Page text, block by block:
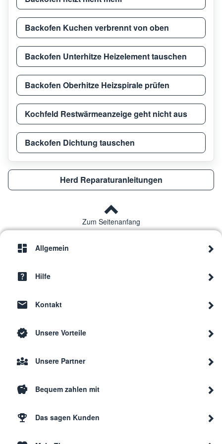
Privileg HL7PR4A/04
Privileg 85450
Privileg 00.866.387_61214
Privileg 946.870_61082
Privileg
Privileg
Privileg
Backofen Kuchen verbrennt von oben
Backofen Unterhitze Heizelement tauschen
Backofen Oberhitze Heizspirale prüfen
Kochfeld Restwärmeanzeige geht nicht aus
Backofen Dichtung tauschen
Herd Reparaturanleitungen
Zum Seitenanfang
Allgemein
Hilfe
Kontakt
Unsere Vorteile
Unsere Partner
Bequem zahlen mit
Das sagen Kunden